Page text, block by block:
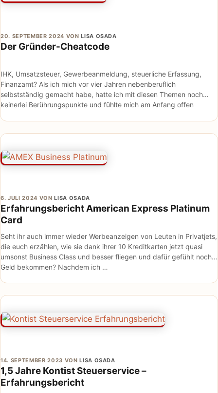
Der Gründer-Cheatcode
20. SEPTEMBER 2024 VONLISA OSADA
IHK, Umsatzsteuer, Gewerbeanmeldung, steuerliche Erfassung,
Finanzamt? Als ich mich vor vier Jahren nebenberuflich
selbstständig gemacht habe, hatte ich mit diesen Themen noch
keinerlei Berührungspunkte und fühlte mich am Anfang offen
gestanden ziemlich erschlagen von all …
Erfahrungsbericht American Express Platinum
Card
6. JULI 2024 VONLISA OSADA
Seht ihr auch immer wieder Werbeanzeigen von Leuten in Privatjets,
die euch erzählen, wie sie dank ihrer 10 Kreditkarten jetzt quasi
umsonst Business Class und besser fliegen und dafür gefühlt noch
Geld bekommen? Nachdem ich …
1,5 Jahre Kontist Steuerservice –
Erfahrungsbericht
14. SEPTEMBER 2023 VONLISA OSADA